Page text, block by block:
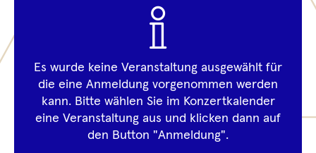
Information
Es wurde keine Veranstaltung ausgewählt für
die eine Anmeldung vorgenommen werden
kann. Bitte wählen Sie im Konzertkalender
eine Veranstaltung aus und klicken dann auf
den Button "Anmeldung".